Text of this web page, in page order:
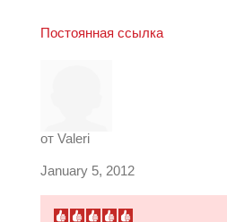
Постоянная ссылка
от Valeri
January 5, 2012